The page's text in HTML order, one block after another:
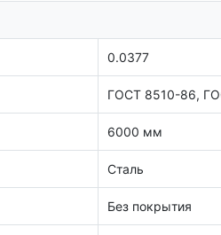
0.0377
ГОСТ 8510-86,
6000 мм
Сталь
Без покрытия